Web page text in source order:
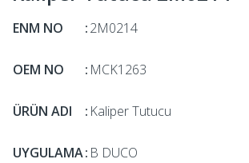
ENM NO :2M0214
OEM NO : MCK1263
ÜRÜN ADI : Kaliper Tutucu
UYGULAMA: B DUCO